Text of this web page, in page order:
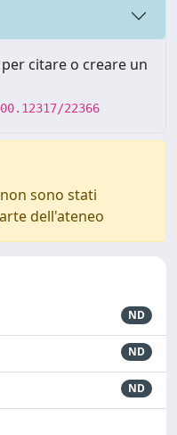
citare o creare un
22366
sono stati
dell'ateneo
ND
ND
ND